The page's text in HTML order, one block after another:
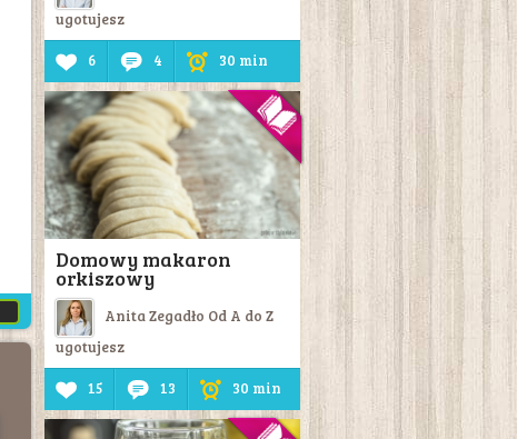
ugotujesz
6 4 30 min
Domowy makaron
orkiszowy
Anita Zegadło Od A do Z
ugotujesz
15 13 30 min